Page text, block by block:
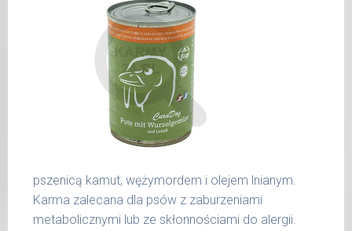
czynników.
Waga netto/Nr art.: 200 g/1007 | 400
g/1023 | 800 g/1031
popiół surowy 0,60 %
włókno surowe 0,80 %
wilgotność 76,90 %
wapń 1,40 %
fosfor 0,80 %
dzienna
porcja
270 g
450 g
25 kg
26 -
35 kg
900 g
pszenicą kamut, wężymordem i olejem lnianym.
Karma zalecana dla psów z zaburzeniami
metabolicznymi lub ze skłonnościami do alergii.